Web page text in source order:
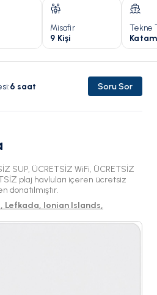
Misafir
9 Kişi
Tekne
:6 saat Soru Sor
SUP, ÜCRETSİZ WiFi, ÜCRETSİZ
plaj havluları içeren ücretsiz
Lefkada, Ionian Islands,